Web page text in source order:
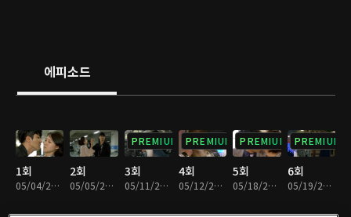
에피소드
1회
05/04/2011 • 1시간 5분
2회
05/05/2011 • 1시간 5분
PREMIUM
3회
05/11/2011 • 1시간 6분
PREMIUM
4회
05/12/2011 • 1시간 6분
PREMIUM
5회
05/18/2011 • 1시간 6분
PREMIUM
6회
05/19/2011 • 1시간 7분